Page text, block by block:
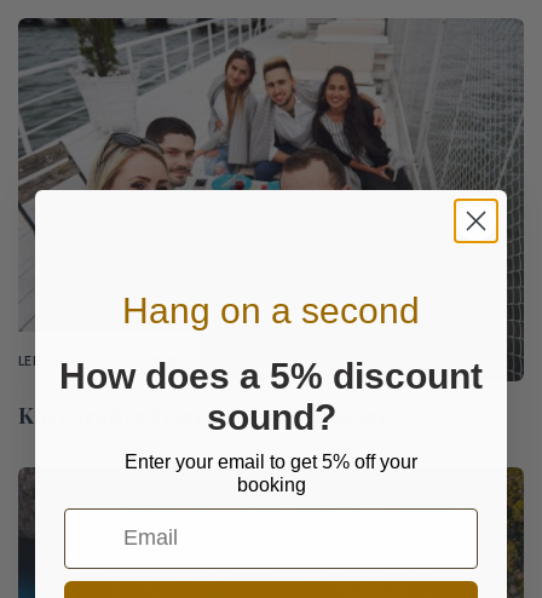
LEITFADEN - 17 APR. 2025
Korporative Feiern auf dem Wasser
Hang on a second
How does a 5% discount
sound?
Enter your email to get 5% off your
booking
Email